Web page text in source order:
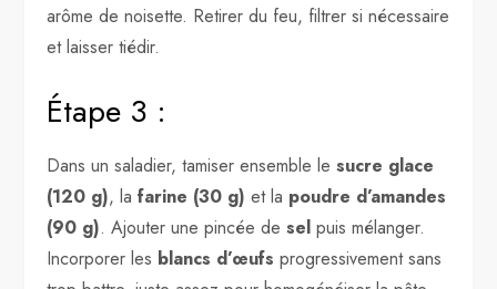
arôme de noisette. Retirer du feu, filtrer si nécessaire
et laisser tiédir.
Étape 3 :
Dans un saladier, tamiser ensemble lesucre glace
(120 g), lafarine (30 g) et la poudre d’amandes
(90 g). Ajouter une pincée desel puis mélanger.
Incorporer les blancs d’œufs progressivement sans